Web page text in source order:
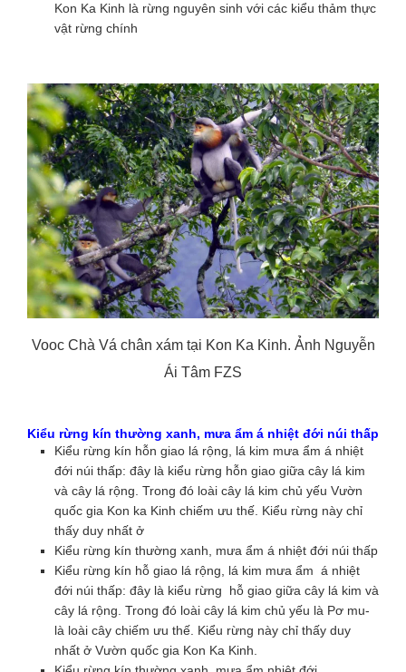
Kon Ka Kinh là rừng nguyên sinh với các kiểu thảm thực
vật rừng chính
Vooc Chà Vá chân xám tại Kon Ka Kinh. Ảnh Nguyễn
Ái Tâm FZS
Kiểu rừng kín thường xanh, mưa ẩm á nhiệt đới núi thấp
Kiểu rừng kín hỗn giao lá rộng, lá kim mưa ẩm á nhiệt
đới núi thấp: đây là kiểu rừng hỗn giao giữa cây lá kim
và cây lá rộng. Trong đó loài cây lá kim chủ yếu Vườn
quốc gia Kon ka Kinh chiếm ưu thế. Kiểu rừng này chỉ
thấy duy nhất ở
Kiểu rừng kín thường xanh, mưa ẩm á nhiệt đới núi thấp
Kiểu rừng kín hỗ giao lá rộng, lá kim mưa ẩm á nhiệt
đới núi thấp: đây là kiểu rừng hỗ giao giữa cây lá kim và
cây lá rộng. Trong đó loài cây lá kim chủ yếu là Pơ mu-
là loài cây chiếm ưu thế. Kiểu rừng này chỉ thấy duy
nhất ở Vườn quốc gia Kon Ka Kinh.